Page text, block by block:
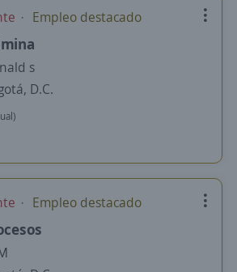
Empleo destacado
s
D.C.
Empleo destacado